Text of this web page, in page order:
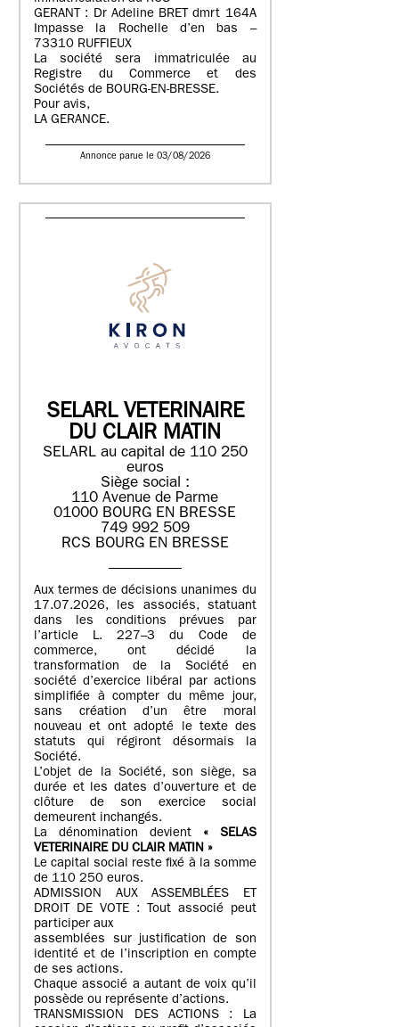
GERANT : Dr Adeline BRET dmrt 164A
Impasse la Rochelle d’en bas –
73310 RUFFIEUX
La société sera immatriculée au
Registre du Commerce et des
Sociétés de BOURG-EN-BRESSE.
Pour avis,
LA GERANCE.
Annonce parue le 03/08/2026
SELARL VETERINAIRE
DU CLAIR MATIN
SELARL au capital de 110 250
euros
Siège social :
110 Avenue de Parme
01000 BOURG EN BRESSE
749 992 509
RCS BOURG EN BRESSE
Aux termes de décisions unanimes du
17.07.2026, les associés, statuant
dans les conditions prévues par
l’article L. 227–3 du Code de
commerce, ont décidé la
transformation de la Société en
société d’exercice libéral par actions
simplifiée à compter du même jour,
sans création d’un être moral
nouveau et ont adopté le texte des
statuts qui régiront désormais la
Société.
L’objet de la Société, son siège, sa
durée et les dates d’ouverture et de
clôture de son exercice social
demeurent inchangés.
La dénomination devient « SELAS
VETERINAIRE DU CLAIR MATIN »
Le capital social reste fixé à la somme
de 110 250 euros.
ADMISSION AUX ASSEMBLÉES ET
DROIT DE VOTE : Tout associé peut
participer aux
assemblées sur justification de son
identité et de l’inscription en compte
de ses actions.
Chaque associé a autant de voix qu’il
possède ou représente d’actions.
TRANSMISSION DES ACTIONS : La